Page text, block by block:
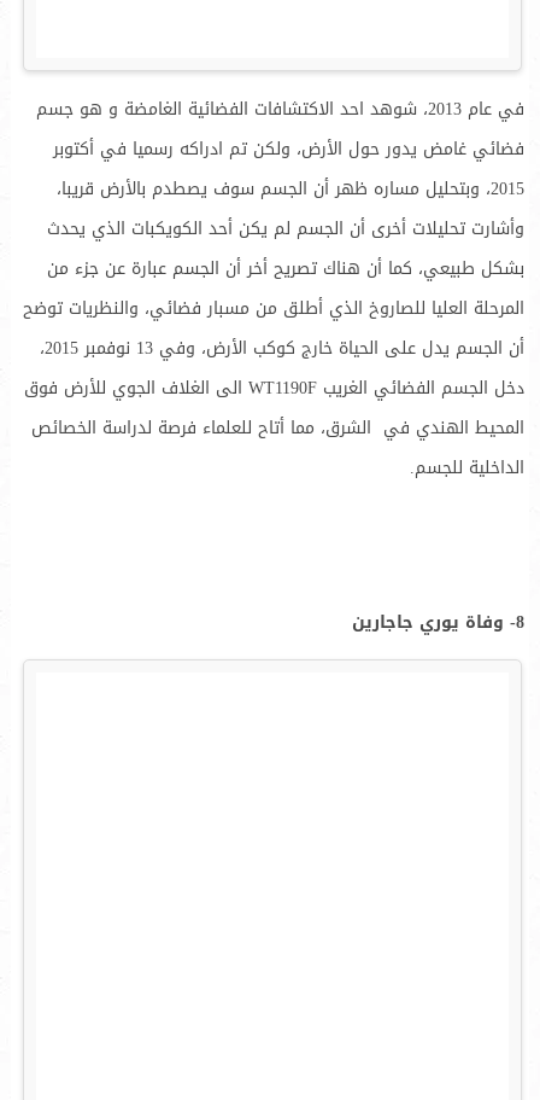
في عام 2013، شوهد احد الاكتشافات الفضائية الغامضة و هو جسم
فضائي غامض يدور حول الأرض، ولكن تم ادراكه رسميا في أكتوبر
2015، وبتحليل مساره ظهر أن الجسم سوف يصطدم بالأرض قريبا،
وأشارت تحليلات أخرى أن الجسم لم يكن أحد الكويكبات الذي يحدث
بشكل طبيعي، كما أن هناك تصريح أخر أن الجسم عبارة عن جزء من
المرحلة العليا للصاروخ الذي أطلق من مسبار فضائي، والنظريات توضح
أن الجسم يدل على الحياة خارج كوكب الأرض، وفي 13 نوفمبر 2015،
دخل الجسم الفضائي الغريب WT1190F الى الغلاف الجوي للأرض فوق
المحيط الهندي في الشرق، مما أتاح للعلماء فرصة لدراسة الخصائص
الداخلية للجسم.
8- وفاة يوري جاجارين